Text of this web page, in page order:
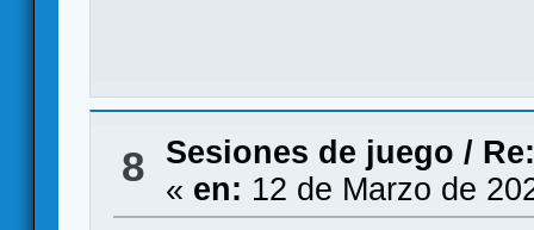
8 Sesiones de juego /
« en: 12 de Marzo de